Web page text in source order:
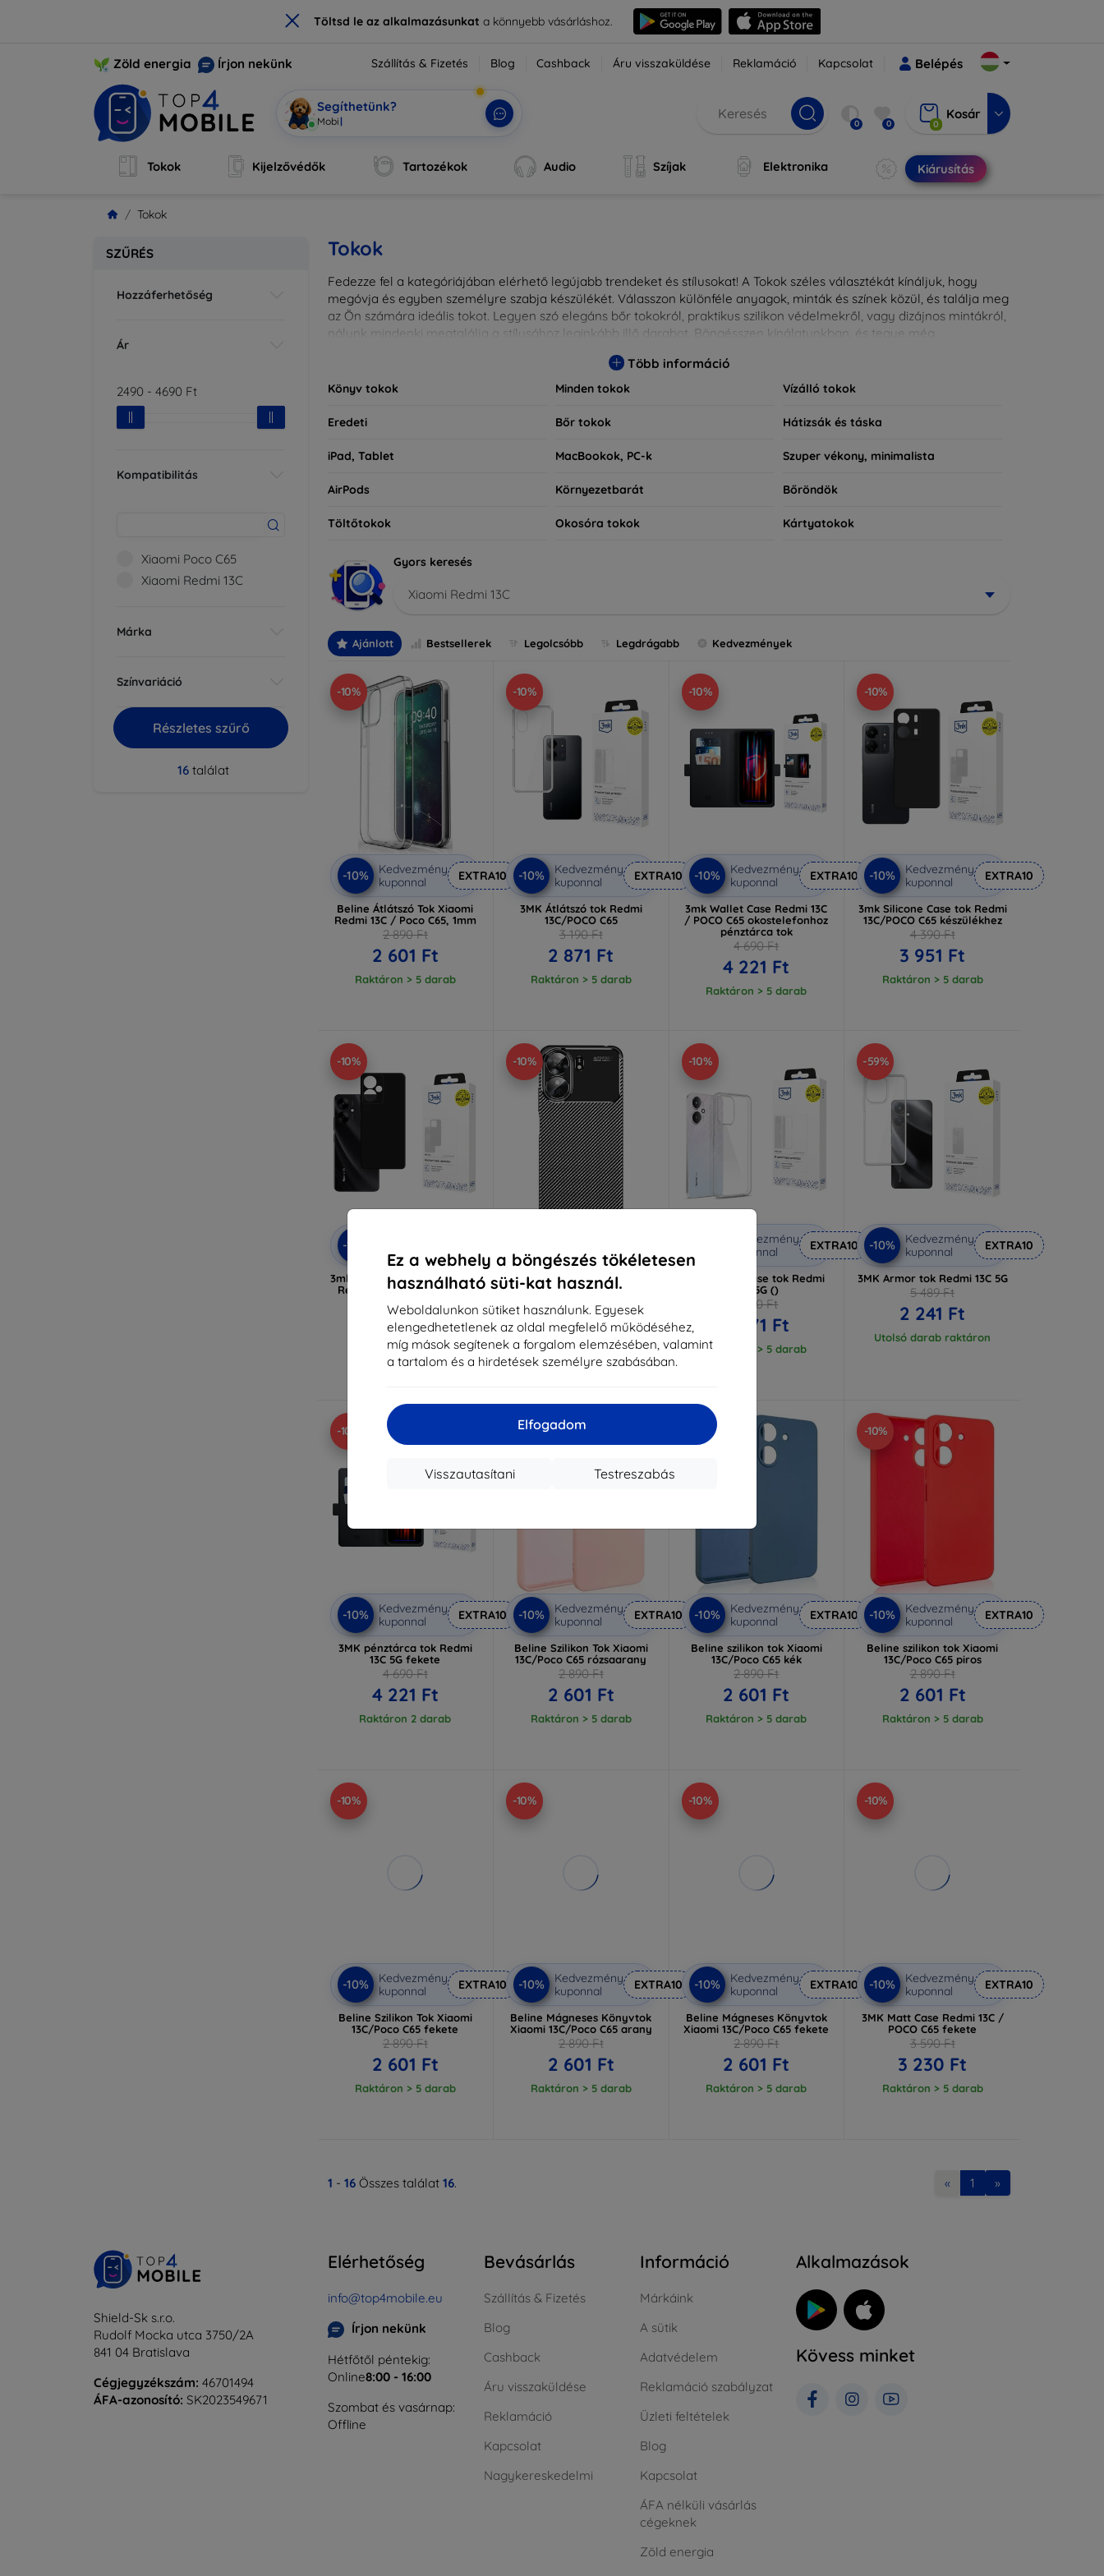
× Töltsd le az alkalmazásunkata könnyebb vásárláshoz.
Ez a webhely a böngészés tökéletesen
használható süti-kat használ.
Weboldalunkon sütiket használunk. Egyesek
elengedhetetlenek az oldal megfelelő működéséhez,
míg mások segítenek a forgalom elemzésében, valamint
a tartalom és a hirdetések személyre szabásában.
Elfogadom
Testreszabás
Visszautasítani
Zöld energia Írjon nekünk Szállítás & Fizetés Blog Cashback Áru visszaküldése Reklamáció Kapcsolat Belépés
Segíthetünk?
Mobi vagyok, a t 0 0 0
Kosár
Tokok Kijelzővédők Tartozékok Audio Szíjak Elektronika Kiárusítás
Tokok
SZŰRÉS
Hozzáferhetőség
Ár
2490 - 4690 Ft
Kompatibilitás
Xiaomi Poco C65
Xiaomi Redmi 13C
Márka
Színvariáció
Részletes szűrő
16találat
Tokok
Fedezze fel a kategóriájában elérhető legújabb trendeket és stílusokat! A Tokok széles választékát kínáljuk, hogy
megóvja és egyben személyre szabja készülékét. Válasszon különféle anyagok, minták és színek közül, és találja meg
az Ön számára ideális tokot. Legyen szó elegáns bőr tokokról, praktikus szilikon védelmekről, vagy dizájnos mintákról,
nálunk mindenki megtalálja a stílusához leginkább illő darabot. Böngésszen kínálatunkban, és tegye még
Több információ
Könyv tokok Minden tokok Vízálló tokok
Eredeti Bőr tokok Hátizsák és táska
iPad, Tablet MacBookok, PC-k Szuper vékony, minimalista
AirPods Környezetbarát Bőröndök
Töltőtokok Okosóra tokok Kártyatokok
Gyors keresés
Xiaomi Redmi 13C
Ajánlott Bestsellerek Legolcsóbb Legdrágabb Kedvezmények
-10%
-10%
Kedvezmény
kuponnal
EXTRA10
Beline Átlátszó Tok Xiaomi
Redmi 13C / Poco C65, 1mm
2 890 Ft
2 601 Ft
Raktáron > 5 darab
-10%
-10%
Kedvezmény
kuponnal
EXTRA10
3MK Átlátszó tok Redmi
13C/POCO C65
3 190 Ft
2 871 Ft
Raktáron > 5 darab
-10%
-10%
Kedvezmény
kuponnal
EXTRA10
3mk Wallet Case Redmi 13C
/ POCO C65 okostelefonhoz
pénztárca tok
4 690 Ft
4 221 Ft
Raktáron > 5 darab
-10%
-10%
Kedvezmény
kuponnal
EXTRA10
3mk Silicone Case tok Redmi
13C/POCO C65 készülékhez
4 390 Ft
3 951 Ft
Raktáron > 5 darab
-10%
-10%
kuponnal
3mk Matt Case matt védőtok
Redmi 13C 5G készülékhez
3 590 Ft
3 230 Ft
Raktáron 1 darab
-10%
kuponnal
Beline Karbon masszív tok
Xiaomi Redmi13C fekete
2 890 Ft
2 601 Ft
Raktáron > 5 darab
-10%
Kedvezmény
kuponnal
EXTRA10
3MK Clear Case tok Redmi
13C 5G ()
3 190 Ft
2 871 Ft
Raktáron > 5 darab
-59%
-10%
Kedvezmény
kuponnal
EXTRA10
3MK Armor tok Redmi 13C 5G
5 489 Ft
2 241 Ft
Utolsó darab raktáron
-10%
-10%
Kedvezmény
kuponnal
EXTRA10
3MK pénztárca tok Redmi
13C 5G fekete
4 690 Ft
4 221 Ft
Raktáron 2 darab
-10%
-10%
Kedvezmény
kuponnal
EXTRA10
Beline Szilikon Tok Xiaomi
13C/Poco C65 rózsaarany
2 890 Ft
2 601 Ft
Raktáron > 5 darab
-10%
Kedvezmény
kuponnal
EXTRA10
Beline szilikon tok Xiaomi
13C/Poco C65 kék
2 890 Ft
2 601 Ft
Raktáron > 5 darab
-10%
-10%
Kedvezmény
kuponnal
EXTRA10
Beline szilikon tok Xiaomi
13C/Poco C65 piros
2 890 Ft
2 601 Ft
Raktáron > 5 darab
-10%
-10%
Kedvezmény
kuponnal
EXTRA10
Beline Szilikon Tok Xiaomi
13C/Poco C65 fekete
2 890 Ft
2 601 Ft
Raktáron > 5 darab
-10%
-10%
Kedvezmény
kuponnal
EXTRA10
Beline Mágneses Könyvtok
Xiaomi 13C/Poco C65 arany
2 890 Ft
2 601 Ft
Raktáron > 5 darab
-10%
-10%
Kedvezmény
kuponnal
EXTRA10
Beline Mágneses Könyvtok
Xiaomi 13C/Poco C65 fekete
2 890 Ft
2 601 Ft
Raktáron > 5 darab
-10%
-10%
Kedvezmény
kuponnal
EXTRA10
3MK Matt Case Redmi 13C /
POCO C65 fekete
3 590 Ft
3 230 Ft
Raktáron > 5 darab
1 - 16 Összes találat 16. « 1 »
Shield-Sk s.r.o.
Rudolf Mocka utca 3750/2A
841 04 Bratislava
Cégjegyzékszám: 46701494
ÁFA-azonosító: SK2023549671
Elérhetőség
info@top4mobile.eu
Írjon nekünk
Hétfőtől péntekig:
Online8:00 - 16:00
Szombat és vasárnap:
Offline
Bevásárlás
Szállítás & Fizetés
Blog
Cashback
Áru visszaküldése
Reklamáció
Kapcsolat
Nagykereskedelmi
Információ
Márkáink
A sütik
Adatvédelem
Reklamáció szabályzat
Üzleti feltételek
Blog
Kapcsolat
ÁFA nélküli vásárlás
cégeknek
Zöld energia
Alkalmazások
Kövess minket